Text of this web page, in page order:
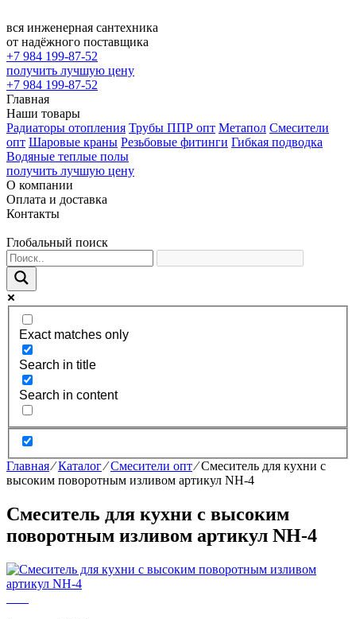
вся инженерная сантехника
от надёжного поставщика
+7 984 199-87-52
получить лучшую цену
+7 984 199-87-52
Главная
Наши товары
Радиаторы отопления Трубы ППР опт Метапол Смесители
опт Шаровые краны Резьбовые фитинги Гибкая подводка
Водяные теплые полы
получить лучшую цену
О компании
Оплата и доставка
Контакты
Глобальный поиск
Exact matches only
Search in title
Search in content
Главная⁄Каталог⁄Смесители опт⁄Смеситель для кухни с
высоким поворотным изливом артикул NH-4
Смеситель для кухни с высоким
поворотным изливом артикул NH-4